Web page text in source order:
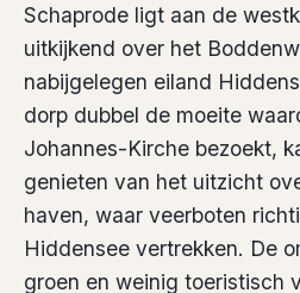
Schaprode ligt aan de
uitkijkend over het
nabijgelegen eiland
dorp dubbel de moeite
Johannes-Kirche bezoekt,
genieten van het uitzicht
haven, waar veerboten
Hiddensee vertrekken. De
groen en weinig toeristisch